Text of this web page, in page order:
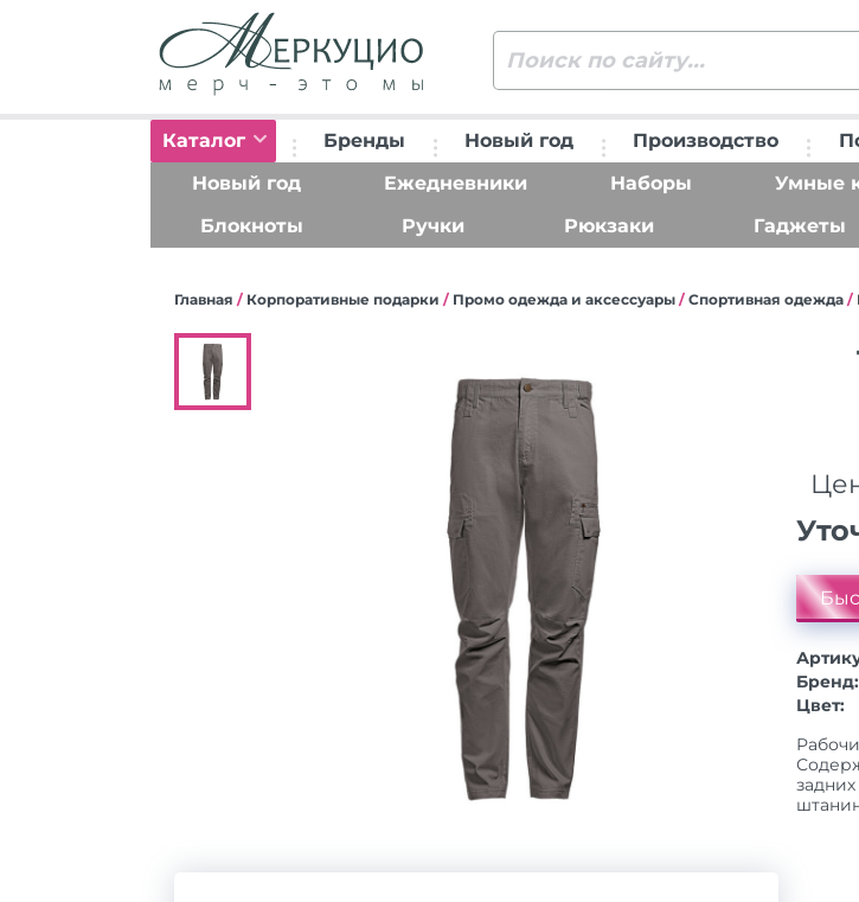
Каталог Бренды Новый год Производство
Новый год Ежедневники Наборы Умные
Блокноты
Ручки Рюкзаки Гаджеты
Главная / Корпоративные подарки / Промо одежда и аксессуары / Спортивная одежда /
Бренд:
Цвет: